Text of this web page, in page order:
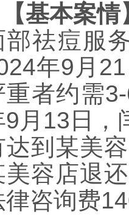
【基本案情
部祛痘服
年9月
重者约需
9月13日，
达到某美
美容店退
律咨询费